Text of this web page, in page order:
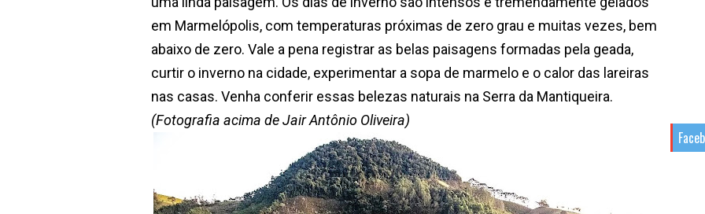
em Marmelópolis, com temperaturas próximas de zero grau e muitas vezes, bem
abaixo de zero. Vale a pena registrar as belas paisagens formadas pela geada,
curtir o inverno na cidade, experimentar a sopa de marmelo e o calor das lareiras
nas casas. Venha conferir essas belezas naturais na Serra da Mantiqueira.
(Fotografia acima de Jair Antônio Oliveira)